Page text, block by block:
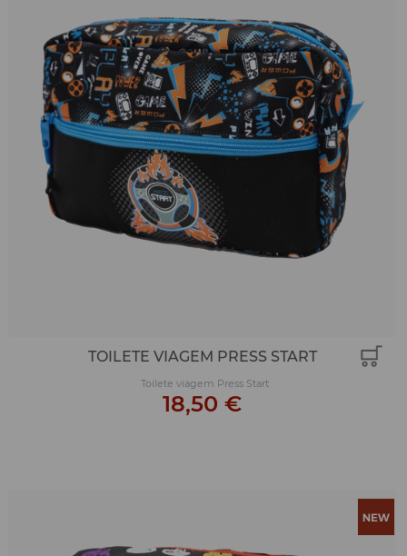
TOILETE VIAGEM PRESS START
Toilete viagem Press Start
18,50 €